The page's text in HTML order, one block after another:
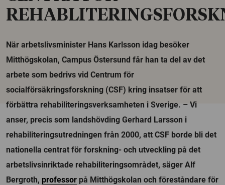
När arbetslivsminister Hans Karlsson idag besöker
Mitthögskolan, Campus Östersund får han ta del av det
arbete som bedrivs vid Centrum för
socialförsäkringsforskning (CSF) kring insatser för att
förbättra rehabiliteringsverksamheten i Sverige. – Vi
anser, precis som landshövding Gerhard Larsson i
rehabiliteringsutredningen från 2000, att CSF borde bli det
nationella centrat för forskning- och utveckling på det
arbetslivsinriktade rehabiliteringsområdet, säger Alf
Bergroth, professor på Mitthögskolan och föreståndare för